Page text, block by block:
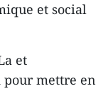
et social
et
pour mettre en